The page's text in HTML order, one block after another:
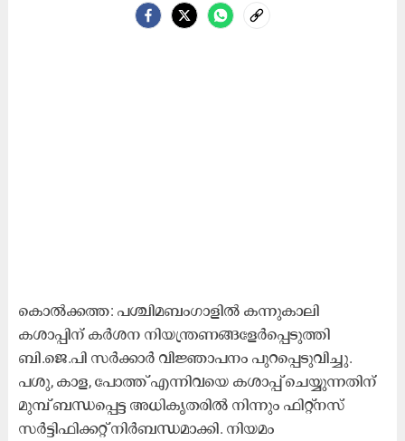
കൊൽക്കത്ത: പശ്ചിമബംഗാളിൽ കന്നുകാലി
കശാപ്പിന് കർശന നിയന്ത്രണങ്ങളേർപ്പെടുത്തി
ബി.ജെ.പി സർക്കാർ വിജ്ഞാപനം പുറപ്പെടുവിച്ചു.
പശു, കാള, പോത്ത് എന്നിവയെ കശാപ്പ് ചെയ്യുന്നതിന്
മുമ്പ് ബന്ധപ്പെട്ട അധികൃതരിൽ നിന്നും ഫിറ്റ്‌നസ്
സർട്ടിഫിക്കറ്റ് നിർബന്ധമാക്കി. നിയമം